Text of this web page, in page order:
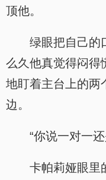
顶他。
绿眼把自己的
么久他真觉得闷得
地盯着主台上的两
边。
“你说一对一
卡帕莉娅眼里